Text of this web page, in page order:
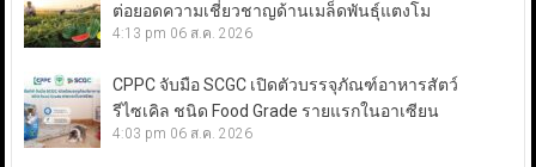
ต่อยอดความเชี่ยวชาญด้านเมล็ดพันธุ์แตงโม
4:13 pm 06 ส.ค. 2026
CPPC จับมือ SCGC เปิดตัวบรรจุภัณฑ์อาหารสัตว์
รีไซเคิล ชนิด Food Grade รายแรกในอาเซียน
4:03 pm 06 ส.ค. 2026